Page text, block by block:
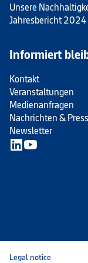
Unsere
Jahresbericht 2024
Informiert
Kontakt
Veranstaltungen
Medienanfragen
Nachrichten &
Newsletter
Legal notice